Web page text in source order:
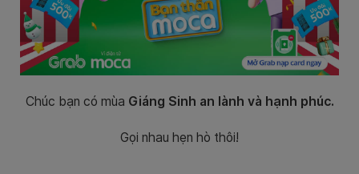
Chúc bạn có mùa Giáng Sinh an lành và hạnh phúc.
Gọi nhau hẹn hò thôi!